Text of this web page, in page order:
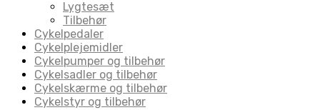
Lygtesæt
Tilbehør
Cykelpedaler
Cykelplejemidler
Cykelpumper og tilbehør
Cykelsadler og tilbehør
Cykelskærme og tilbehør
Cykelstyr og tilbehør